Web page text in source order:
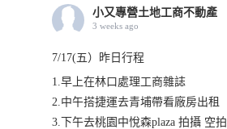
小又專營土地工商不動產
3 weeks ago
7/17(五）昨日行程
1.早上在林口處理工商雜誌
2.中午搭捷運去青埔帶看廠房出租
3.下午去桃園中悅森plaza 拍攝 空